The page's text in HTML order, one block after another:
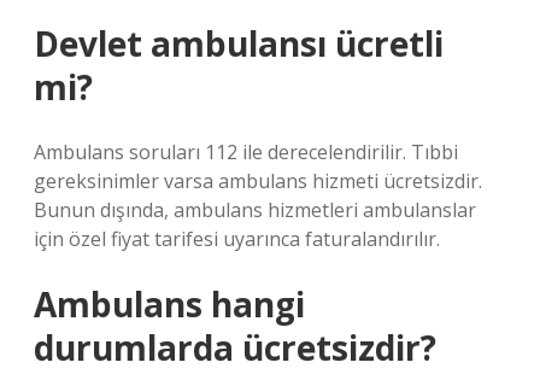
Devlet ambulansı ücretli
mi?
Ambulans soruları 112 ile derecelendirilir. Tıbbi
gereksinimler varsa ambulans hizmeti ücretsizdir.
Bunun dışında, ambulans hizmetleri ambulanslar
için özel fiyat tarifesi uyarınca faturalandırılır.
Ambulans hangi
durumlarda ücretsizdir?